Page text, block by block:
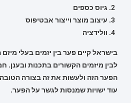
גיוס כספים
עיצוב מוצר וייצור אבטיפוס
וולידציה
בישראל קיים פער בין יזמים בעלי מיזם
הפער הזה ולעשות את זה בצורה הטובה
עוד ישויות שמנסות לגשר על הפער.